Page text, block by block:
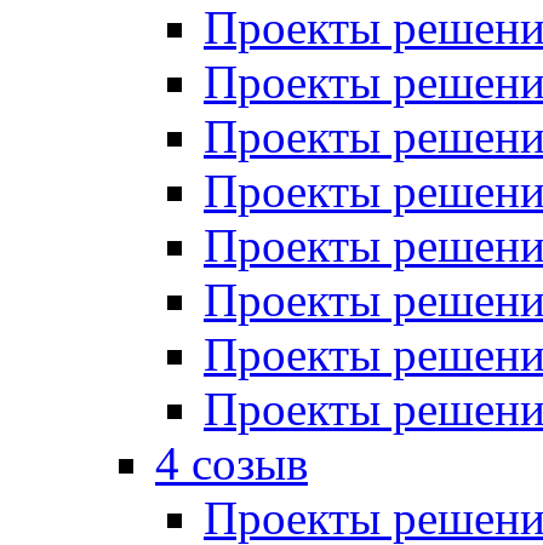
Проекты
Проекты
Проекты
Проекты
Проекты
Проекты
Проекты
Проекты
4 созыв
Проекты